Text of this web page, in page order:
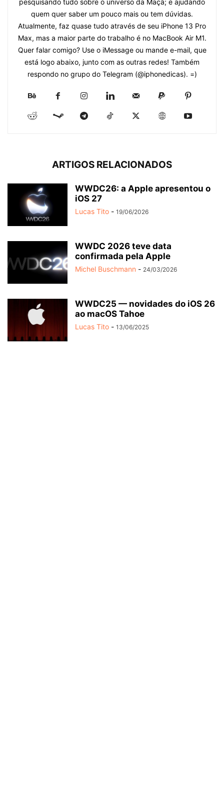
pesquisando tudo sobre o universo da Maçã; e ajudando
quem quer saber um pouco mais ou tem dúvidas.
Atualmente, faz quase tudo através de seu iPhone 13 Pro
Max, mas a maior parte do trabalho é no MacBook Air M1.
Quer falar comigo? Use o iMessage ou mande e-mail, que
está logo abaixo, junto com as outras redes! Também
respondo no grupo do Telegram (@iphonedicas). =)
ARTIGOS RELACIONADOS
WWDC26: a Apple apresentou o
iOS 27
Lucas Tito - 19/06/2026
WWDC 2026 teve data
confirmada pela Apple
Michel Buschmann - 24/03/2026
WWDC25 — novidades do iOS 26
ao macOS Tahoe
Lucas Tito - 13/06/2025